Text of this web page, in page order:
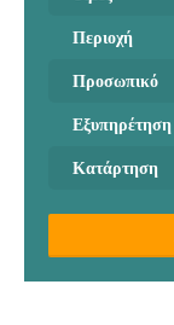
Περιοχή
Προσωπικό
Εξυπηρέτηση
Κατάρτηση